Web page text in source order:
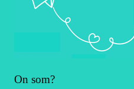
On som?